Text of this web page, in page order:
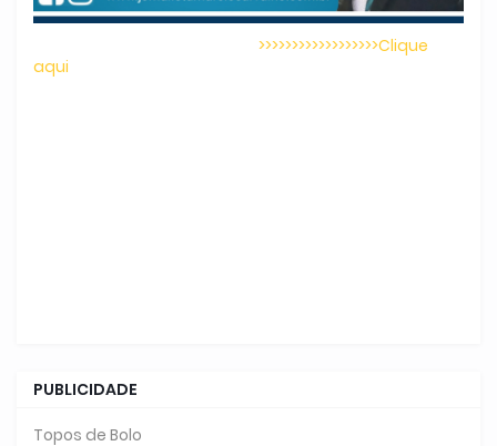
>>>>>>>>>>>>>>>>>>Clique
aqui
PUBLICIDADE
Topos de Bolo